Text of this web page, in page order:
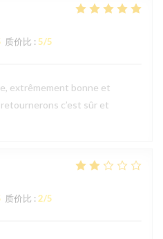
质价比 : 5/5
extrêmement bonne et
c’est sûr et
质价比 : 2/5